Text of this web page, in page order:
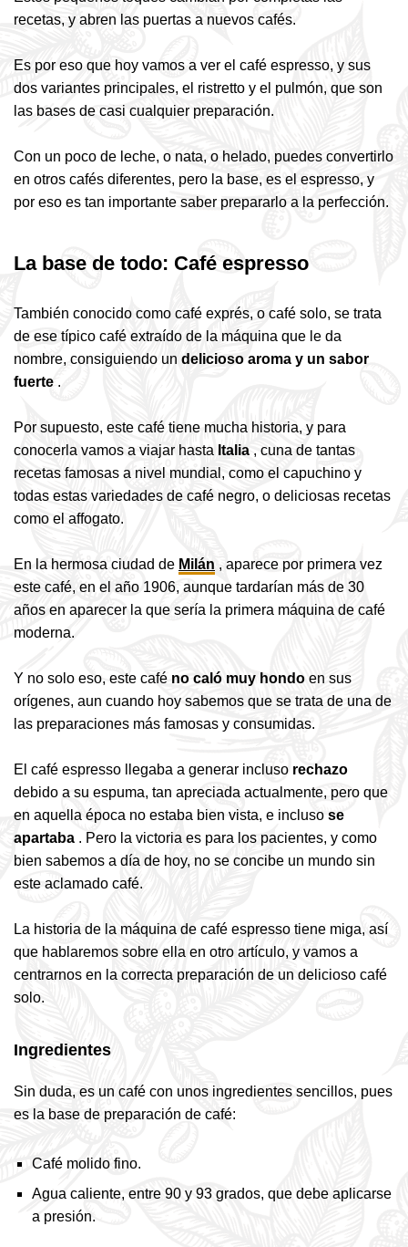
recetas, y abren las puertas a nuevos cafés.
Es por eso que hoy vamos a ver el café espresso, y sus
dos variantes principales, el ristretto y el pulmón, que son
las bases de casi cualquier preparación.
Con un poco de leche, o nata, o helado, puedes convertirlo
en otros cafés diferentes, pero la base, es el espresso, y
por eso es tan importante saber prepararlo a la perfección.
La base de todo: Café espresso
También conocido como café exprés, o café solo, se trata
de ese típico café extraído de la máquina que le da
nombre, consiguiendo un delicioso aroma y un sabor
fuerte .
Por supuesto, este café tiene mucha historia, y para
conocerla vamos a viajar hasta Italia , cuna de tantas
recetas famosas a nivel mundial, como el capuchino y
todas estas variedades de café negro, o deliciosas recetas
como el affogato.
En la hermosa ciudad de Milán , aparece por primera vez
este café, en el año 1906, aunque tardarían más de 30
años en aparecer la que sería la primera máquina de café
moderna.
Y no solo eso, este café no caló muy hondo en sus
orígenes, aun cuando hoy sabemos que se trata de una de
las preparaciones más famosas y consumidas.
El café espresso llegaba a generar incluso rechazo
debido a su espuma, tan apreciada actualmente, pero que
en aquella época no estaba bien vista, e incluso se
apartaba . Pero la victoria es para los pacientes, y como
bien sabemos a día de hoy, no se concibe un mundo sin
este aclamado café.
La historia de la máquina de café espresso tiene miga, así
que hablaremos sobre ella en otro artículo, y vamos a
centrarnos en la correcta preparación de un delicioso café
solo.
Ingredientes
Sin duda, es un café con unos ingredientes sencillos, pues
es la base de preparación de café:
Café molido fino.
Agua caliente, entre 90 y 93 grados, que debe aplicarse
a presión.